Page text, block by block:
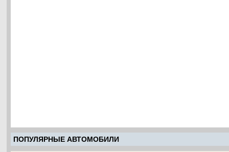
ПОПУЛЯРНЫЕ АВТОМОБИЛИ